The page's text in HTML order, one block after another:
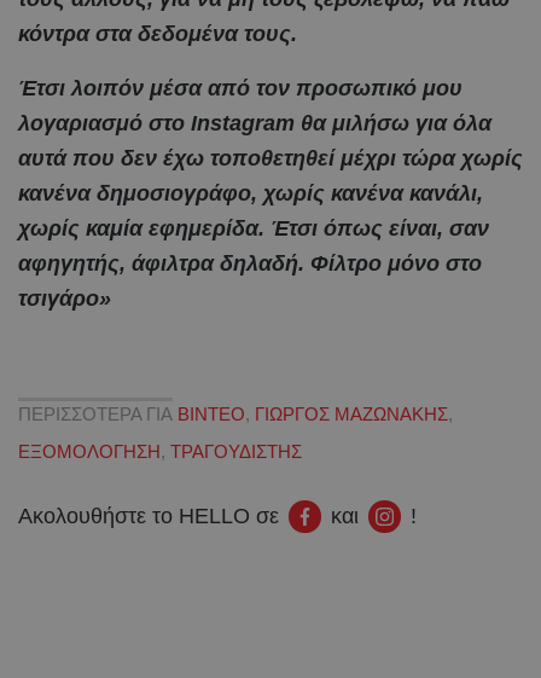
κόντρα στα δεδομένα τους.
Έτσι λοιπόν μέσα από τον προσωπικό μου
λογαριασμό στο Instagram θα μιλήσω για όλα
αυτά που δεν έχω τοποθετηθεί μέχρι τώρα χωρίς
κανένα δημοσιογράφο, χωρίς κανένα κανάλι,
χωρίς καμία εφημερίδα. Έτσι όπως είναι, σαν
αφηγητής, άφιλτρα δηλαδή. Φίλτρο μόνο στο
τσιγάρο»
ΠΕΡΙΣΣΟΤΕΡΑ ΓΙΑ ΒΙΝΤΕΟ, ΓΙΩΡΓΟΣ ΜΑΖΩΝΑΚΗΣ,
ΕΞΟΜΟΛΟΓΗΣΗ, ΤΡΑΓΟΥΔΙΣΤΗΣ
Ακολουθήστε το HELLO σε και !